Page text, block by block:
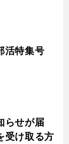
活特集号
らせが届
け取る方